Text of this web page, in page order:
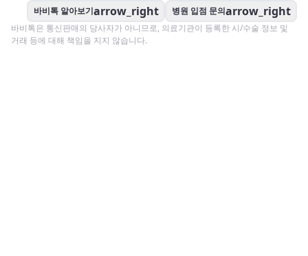
바비톡 알아보기arrow_right 병원 입점 문의arrow_right
바비톡은 통신판매의 당사자가 아니므로, 의료기관이 등록한 시/수술 정보 및
거래 등에 대해 책임을 지지 않습니다.